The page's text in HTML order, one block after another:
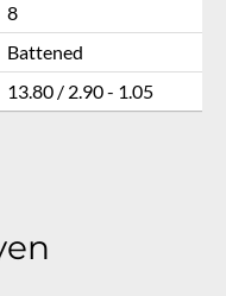
8
Battened
13.80 / 2.90 - 1.05